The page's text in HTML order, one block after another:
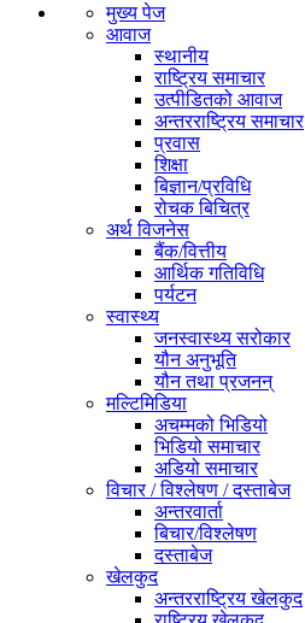
मुख्य पेज
आवाज
स्थानीय
राष्ट्रिय समाचार
उत्पीडितको आवाज
अन्तरराष्ट्रिय समाचार
प्रवास
शिक्षा
बिज्ञान/प्रविधि
रोचक बिचित्र
अर्थ विजनेस
बैंक/वित्तीय
आर्थिक गतिविधि
पर्यटन
स्वास्थ्य
जनस्वास्थ्य सरोकार
यौन अनुभूति
यौन तथा प्रजनन्
मल्टिमिडिया
अचम्मको भिडियो
भिडियो समाचार
अडियो समाचार
विचार / विश्लेषण / दस्ताबेज
अन्तरवार्ता
बिचार/विश्लेषण
दस्ताबेज
खेलकुद
अन्तरराष्ट्रिय खेलकुद